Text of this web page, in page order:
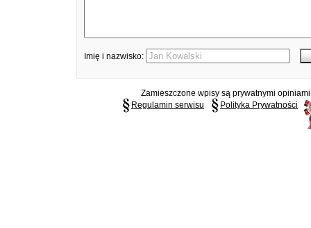
Imię i nazwisko:
Zamieszczone wpisy są prywatnymi
Regulamin serwisu
Polityka Prywatności